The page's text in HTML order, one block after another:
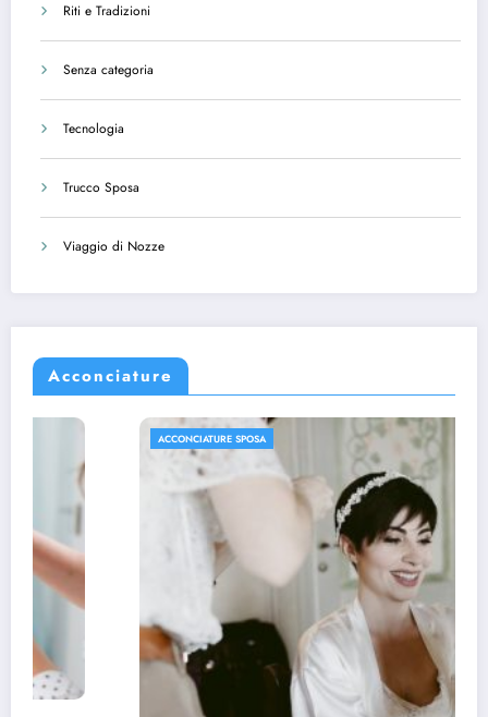
Riti e Tradizioni
Senza categoria
Tecnologia
Trucco Sposa
Viaggio di Nozze
Acconciature
ACCONCIATURE SPOSA